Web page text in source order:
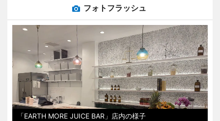
フォトフラッシュ
「EARTH MORE JUICE BAR」店内の様子